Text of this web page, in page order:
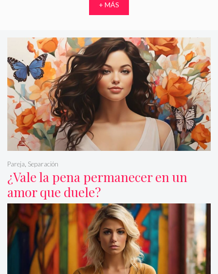
+ MÁS
¿Vale la pena permanecer en un
amor que duele?
Pareja Separación